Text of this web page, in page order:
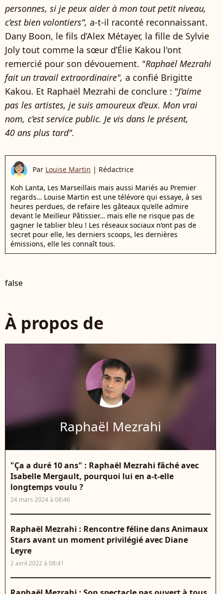
personnes, si je peux aider à mon tout petit niveau,
c’est bien volontiers", a-t-il raconté reconnaissant.
Dany Boon, le fils d’Alex Métayer, la fille de Sylvie
Joly tout comme la sœur d’Élie Kakou l'ont
remercié pour son dévouement. "Raphaël Mezrahi
fait un travail extraordinaire", a confié Brigitte
Kakou. Et Raphaël Mezrahi de conclure : "J’aime
pas les artistes, je suis amoureux d’eux. Mon vrai
nom, c’est service public. Je vis dans le présent,
40 ans plus tard".
Par Louise Martin | Rédactrice
Koh Lanta, Les Marseillais mais aussi Mariés au Premier
regards… Louise Martin est une télévore qui essaye, à ses
heures perdues, de refaire les gâteaux qu’elle admire
devant le Meilleur Pâtissier… mais elle ne risque pas de
gagner le tablier bleu ! Les réseaux sociaux n’ont pas de
secret pour elle, les derniers scoops, les dernières
émissions, elle les connaît tous.
false
À propos de
Raphaël Mezrahi
"Ça a duré 10 ans" : Raphaël Mezrahi fâché avec
Isabelle Mergault, pourquoi lui en a-t-elle
longtemps voulu ?
24 mars 2024 à 08:46
Raphaël Mezrahi : Rencontre féline dans Animaux
Stars avant un moment privilégié avec Diane
Leyre
2 avril 2022 à 08:41